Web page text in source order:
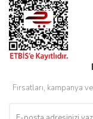
Fırsatları, kampanya